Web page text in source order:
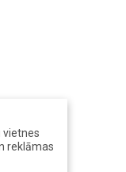
vietnes
reklāmas